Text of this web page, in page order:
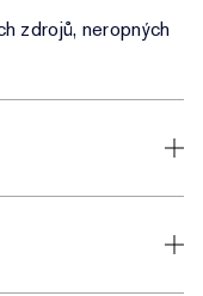
zdrojů, neropných